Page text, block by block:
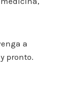
a
pronto.